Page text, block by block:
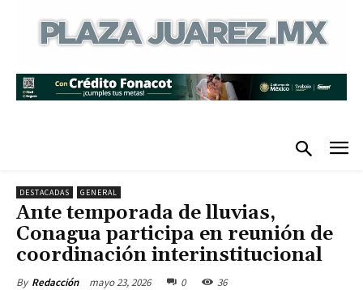
DESTACADAS GENERAL
Ante temporada de lluvias,
Conagua participa en reunión de
coordinación interinstitucional
By Redacción mayo 23, 2026 0 36